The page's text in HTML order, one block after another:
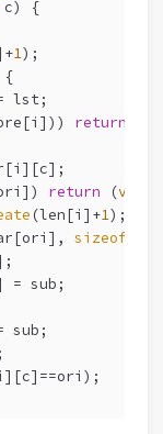
{
1);
{
lst;
return
return (void
(len[i]+1);
sizeof
= sub;
sub;